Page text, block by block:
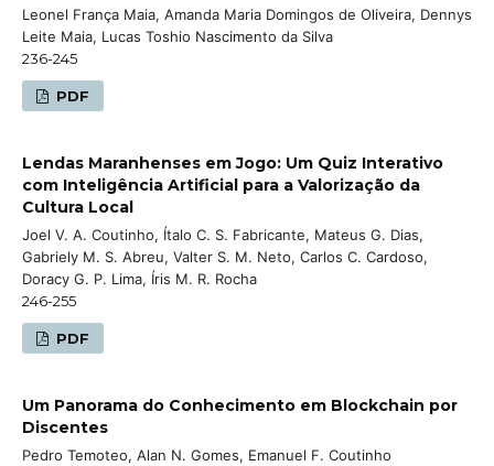
Leonel França Maia, Amanda Maria Domingos de Oliveira, Dennys
Leite Maia, Lucas Toshio Nascimento da Silva
236-245
PDF
Lendas Maranhenses em Jogo: Um Quiz Interativo
com Inteligência Artificial para a Valorização da
Cultura Local
Joel V. A. Coutinho, Ítalo C. S. Fabricante, Mateus G. Dias,
Gabriely M. S. Abreu, Valter S. M. Neto, Carlos C. Cardoso,
Doracy G. P. Lima, Íris M. R. Rocha
246-255
PDF
Um Panorama do Conhecimento em Blockchain por
Discentes
Pedro Temoteo, Alan N. Gomes, Emanuel F. Coutinho